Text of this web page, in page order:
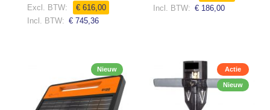
€ 616,00
€ 745,36
€ 186,00
Nieuw Actie
Nieuw